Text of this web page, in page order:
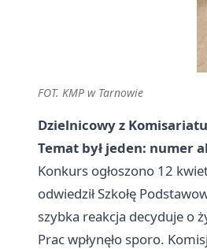
FOT. KMP w Tarnowie
Dzielnicowy z
Temat był jeden: numer
Konkurs ogłoszono 12
odwiedził Szkołę
szybka reakcja decyduje o
Prac wpłynęło sporo.